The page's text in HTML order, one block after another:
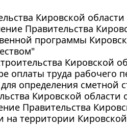
Кировской
Правительства
программы
Кировской
оплаты труда рабочего
определения сметной
Кировской области
Правительства
территории